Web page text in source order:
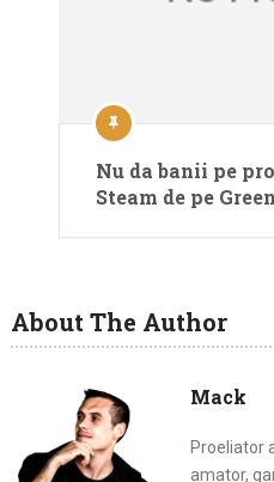
Nu da banii pe
Steam de pe
About The Author
Mack
Proeliator
amator,